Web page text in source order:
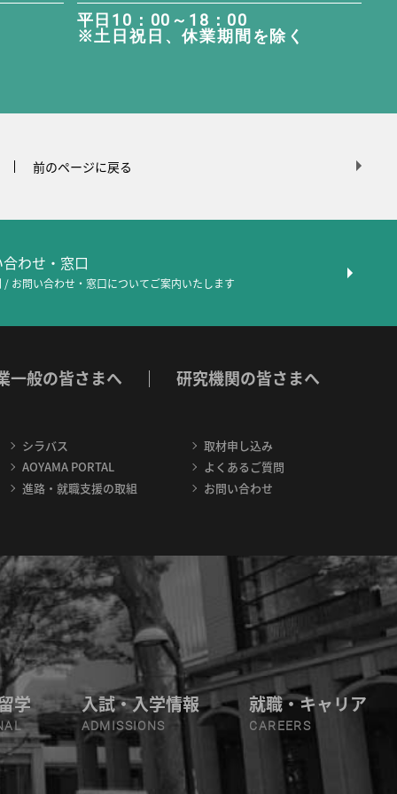
平日10：00～18：00
※土日祝日、休業期間を除く
前のページに戻る
わせ・窓口
お問い合わせ・窓口についてご案内いたします
一般の皆さまへ 研究機関の皆さまへ
シラバス
AOYAMA PORTAL
進路・就職支援の取組
取材申し込み
よくあるご質問
お問い合わせ
学 入試・入学情報
ADMISSIONS
就職・キャリア
CAREERS